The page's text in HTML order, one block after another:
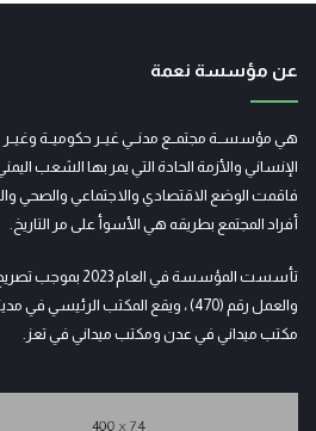
عن مؤسسة نعمة
هي مؤسســة مجتمــع مدنــي غيــر حكوميــة
الإنساني والأزمة الحادة التي يمر بها الشعب
فاقمت الوضع الاقتصادي والاجتماعي والصحي
أفراد المجتمع بطريقه هي الأسوأ على مر التاريخ.
تأسست المؤسسة في
والعمل رقم (470) ، ويقع المكتب
مكتب ميداني في عدن ومكتب ميداني في تعز.